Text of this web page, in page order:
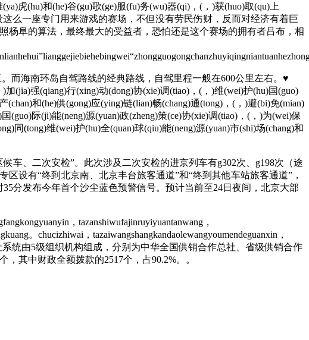
虎(hu)和(he)谷(gu)歌(ge)服(fu)务(wu)器(qi)，(，)获(huo)取(qu)上
么一座专门用来游戏的赛场，不但没有劳民伤财，反而对经济有着巨
阜的算法，最终最大的受益者，恐怕还是这个赛场的拥有者吕布，相
而海南环岛自驾路线的经典路线，自驾里程一般在600公里左右。♥
(jia)强(qiang)行(xing)动(dong)协(xie)调(tiao)，(，)维(wei)护(hu)国(guo)
和(he)供(gong)应(ying)链(lian)畅(chang)通(tong)，(，)避(bi)免(mian)
(guo)际(ji)能(neng)源(yuan)政(zheng)策(ce)协(xie)调(tiao)，(，)为(wei)保
同(tong)维(wei)护(hu)全(quan)球(qiu)能(neng)源(yuan)市(shi)场(chang)和
、二次安检”。此次涉及二次安检的进京列车有g302次、g198次（途
设有“终到北京南、北京丰台旅客通道”和“终到其他车站旅客通道”，
发布今年首个沙尘蓝色预警信号。预计当前至24日夜间，北京大部
，tazanshiwufajinruyiyuantanwang，
。chucizhiwai，tazaiwangshangkandaolewangyoumendeguanxin，
由5级组织机构组成，分别为中华全国供销合作总社、省级供销合作
其中财政全额拨款的2517个，占90.2%。。